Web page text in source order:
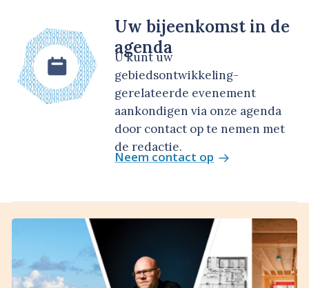
Uw bijeenkomst in de
agenda
U kunt uw
gebiedsontwikkeling-
gerelateerde evenement
aankondigen via onze agenda
door contact op te nemen met
de redactie.
Neem contact op